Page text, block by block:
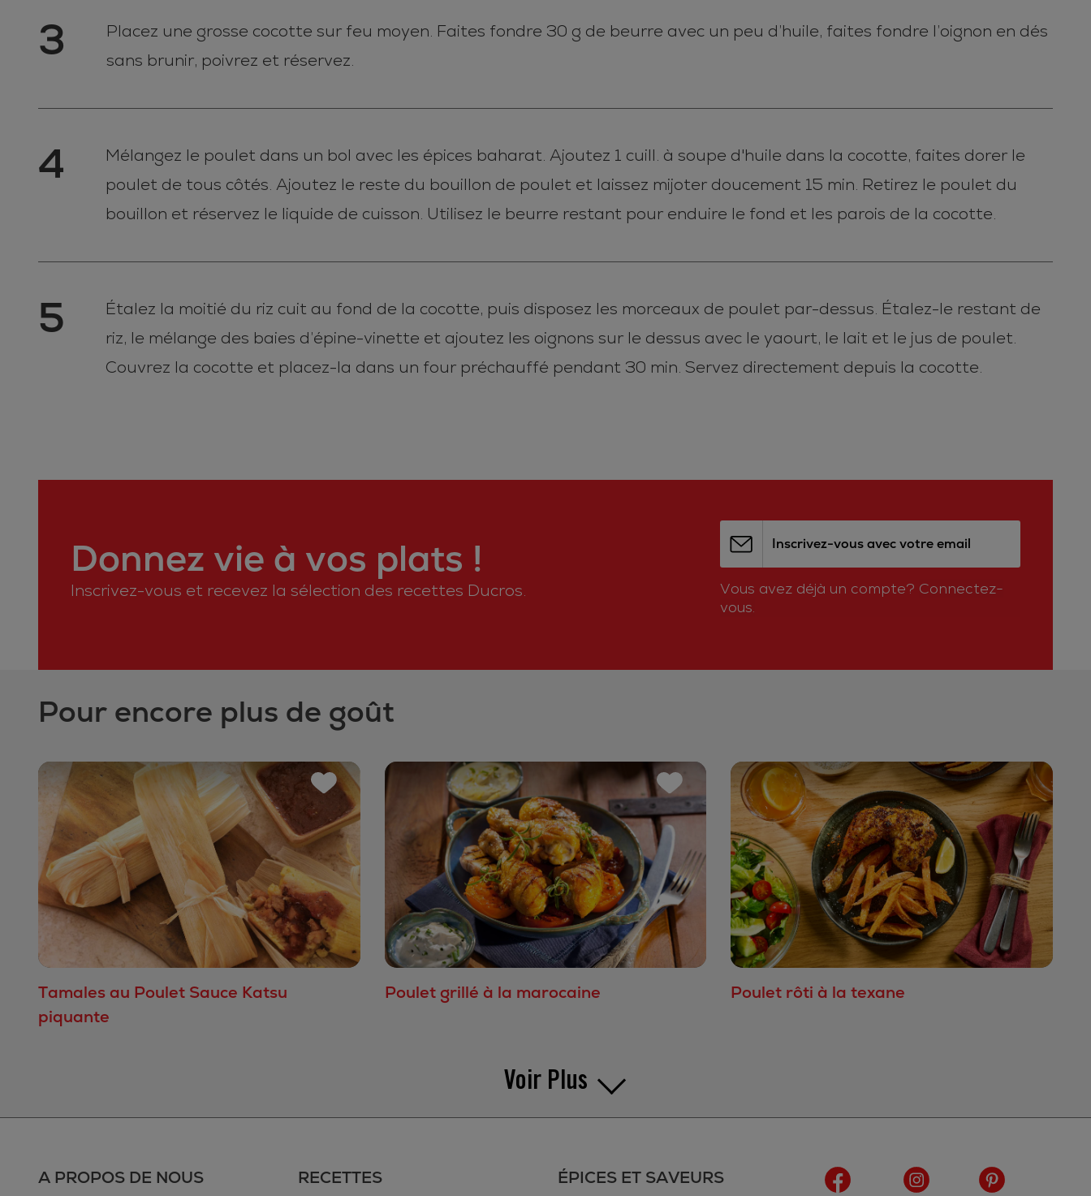
3
Placez une grosse cocotte sur feu moyen. Faites fondre 30 g de beurre avec un peu d’huile, faites fondre l’oignon en dés
sans brunir, poivrez et réservez.
4
Mélangez le poulet dans un bol avec les épices baharat. Ajoutez 1 cuill. à soupe d'huile dans la cocotte, faites dorer le
poulet de tous côtés. Ajoutez le reste du bouillon de poulet et laissez mijoter doucement 15 min. Retirez le poulet du
bouillon et réservez le liquide de cuisson. Utilisez le beurre restant pour enduire le fond et les parois de la cocotte.
5
Étalez la moitié du riz cuit au fond de la cocotte, puis disposez les morceaux de poulet par-dessus. Étalez-le restant de
riz, le mélange des baies d’épine-vinette et ajoutez les oignons sur le dessus avec le yaourt, le lait et le jus de poulet.
Couvrez la cocotte et placez-la dans un four préchauffé pendant 30 min. Servez directement depuis la cocotte.
Donnez vie à vos plats !
Inscrivez-vous et recevez la sélection des recettes Ducros.
Inscrivez-vous avec votre email
Vous avez déjà un compte? Connectez-
vous.
Pour encore plus de goût
Tamales au Poulet Sauce Katsu
piquante
Poulet grillé à la marocaine Poulet rôti à la texane
Voir Plus
A PROPOS DE NOUS RECETTES ÉPICES ET SAVEURS